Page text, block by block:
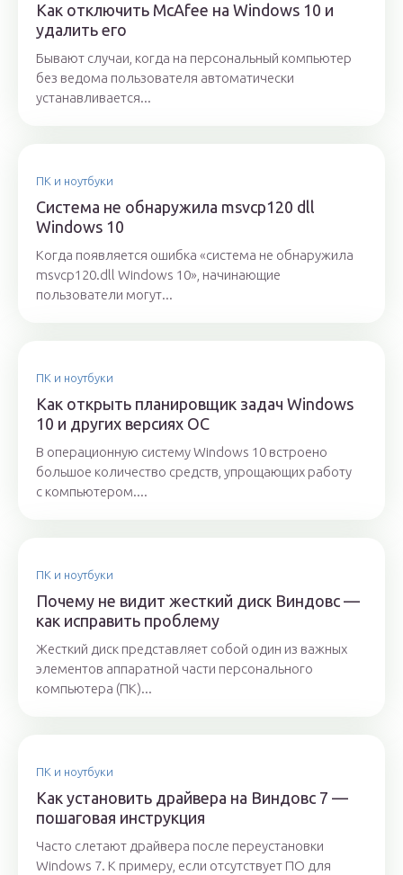
Как отключить McAfee на Windows 10 и
удалить его
Бывают случаи, когда на персональный компьютер
без ведома пользователя автоматически
устанавливается...
ПК и ноутбуки
Система не обнаружила msvcp120 dll
Windows 10
Когда появляется ошибка «система не обнаружила
msvcp120.dll Windows 10», начинающие
пользователи могут...
ПК и ноутбуки
Как открыть планировщик задач Windows
10 и других версиях ОС
В операционную систему Windows 10 встроено
большое количество средств, упрощающих работу
с компьютером....
ПК и ноутбуки
Почему не видит жесткий диск Виндовс —
как исправить проблему
Жесткий диск представляет собой один из важных
элементов аппаратной части персонального
компьютера (ПК)...
ПК и ноутбуки
Как установить драйвера на Виндовс 7 —
пошаговая инструкция
Часто слетают драйвера после переустановки
Windows 7. К примеру, если отсутствует ПО для